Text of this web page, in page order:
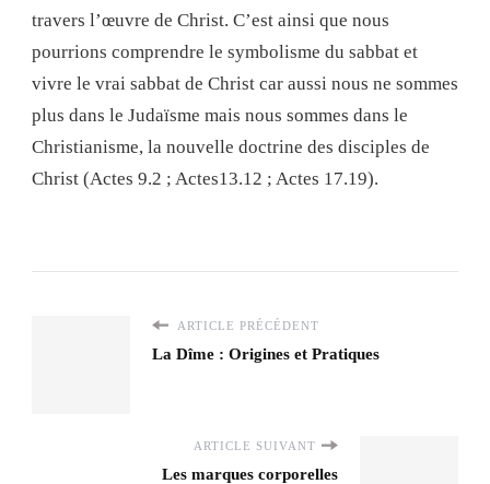
travers l’œuvre de Christ. C’est ainsi que nous
pourrions comprendre le symbolisme du sabbat et
vivre le vrai sabbat de Christ car aussi nous ne sommes
plus dans le Judaïsme mais nous sommes dans le
Christianisme, la nouvelle doctrine des disciples de
Christ (Actes 9.2 ; Actes13.12 ; Actes 17.19).
ARTICLE PRÉCÉDENT
La Dîme : Origines et Pratiques
ARTICLE SUIVANT
Les marques corporelles